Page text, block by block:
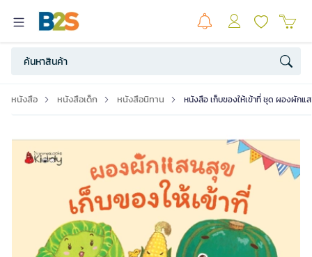
หนังสือ หนังสือเด็ก หนังสือนิทาน หนังสือ เก็บของให้เข้าที่ ชุด ผองผักแ